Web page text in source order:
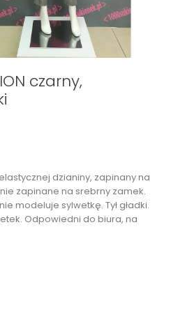
czarny,
dzianiny, zapinany na
zapinane na srebrny zamek.
modeluje sylwetkę. Tył gładki.
Odpowiedni do biura, na